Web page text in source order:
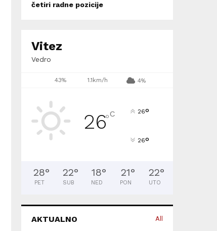
četiri radne pozicije
Vitez
Vedro
43% 1.1km/h 4%
26°C 26°
26°
28°
PET
22°
SUB
18°
NED
21°
PON
22°
UTO
AKTUALNO All